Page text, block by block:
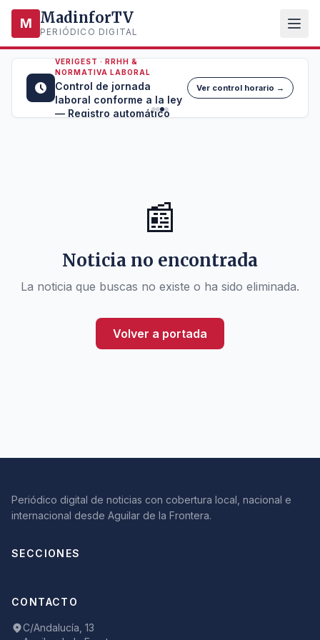
M MadinforTV
PERIÓDICO DIGITAL
VERIGEST · RRHH &
NORMATIVA LABORAL
Control de jornada
laboral conforme a la ley
— Registro automático
Ver control horario →
📰
Noticia no encontrada
La noticia que buscas no existe o ha sido eliminada.
Volver a portada
Periódico digital de noticias con cobertura local, nacional e
internacional desde Aguilar de la Frontera.
SECCIONES
CONTACTO
C/Andalucía, 13